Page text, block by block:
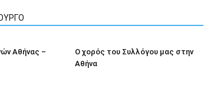
Αθήνας –
Ο χορός του Συλλόγου μας στην
Αθήνα